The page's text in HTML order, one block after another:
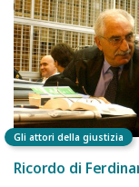
Gli attori della giustizia
Ricordo di